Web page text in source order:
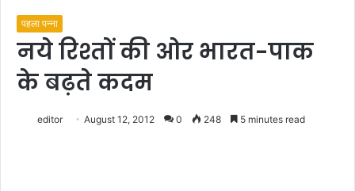
पहला पन्ना
नये रिश्तों की ओर भारत-पाक
के बढ़ते कदम
editor August 12, 2012 0 248 5 minutes read